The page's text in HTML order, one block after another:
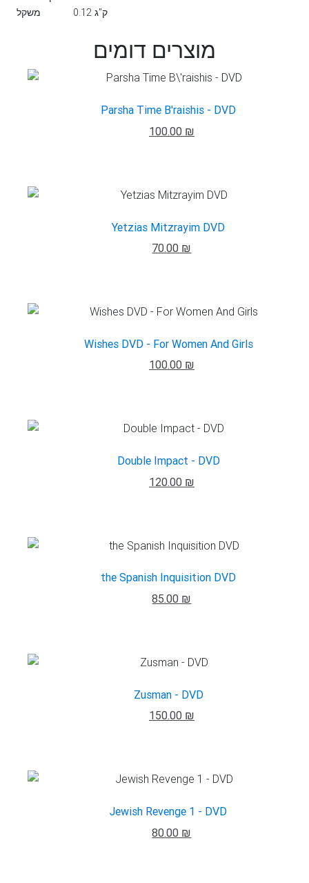
משקל
0.12 ק"ג
מוצרים דומים
Parsha Time B'raishis - DVD
100.00 ₪
Yetzias Mitzrayim DVD
70.00 ₪
Wishes DVD - For Women And Girls
100.00 ₪
Double Impact - DVD
120.00 ₪
the Spanish Inquisition DVD
85.00 ₪
Zusman - DVD
150.00 ₪
Jewish Revenge 1 - DVD
80.00 ₪